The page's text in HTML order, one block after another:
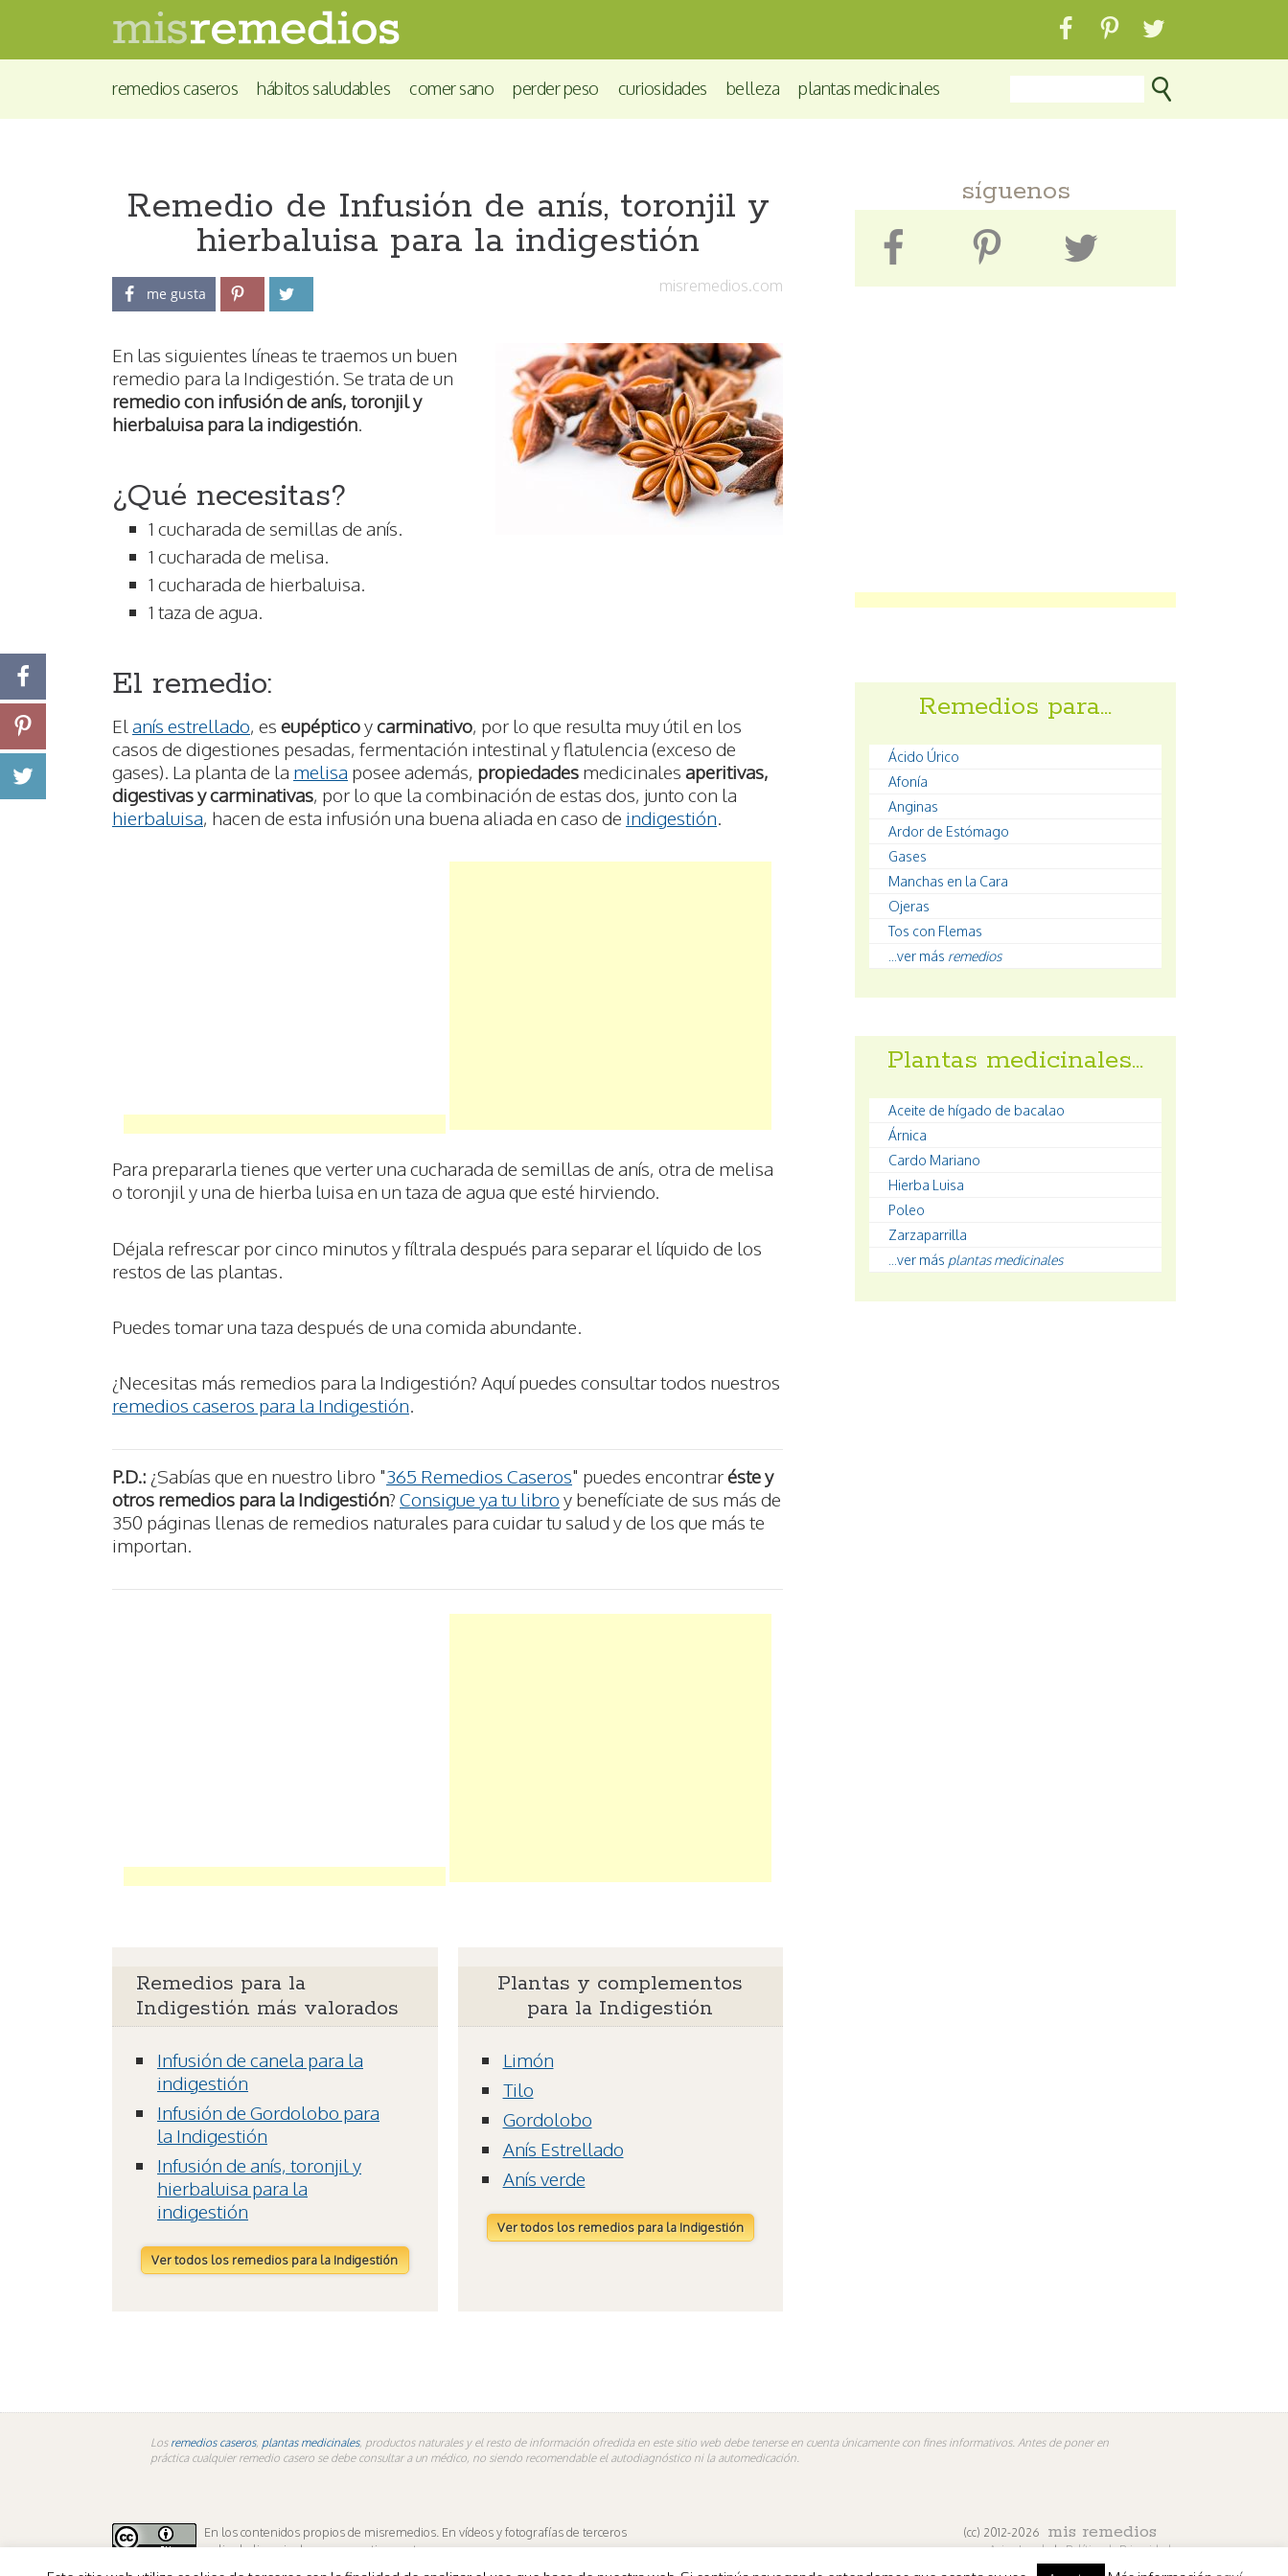
remedios caseros hábitos saludables comer sano perder peso curiosidades belleza plantas medicinales
Remedio de Infusión de anís, toronjil y
hierbaluisa para la indigestión
misremedios.com
me gusta
En las siguientes líneas te traemos un buen
remedio para la Indigestión. Se trata de un
remedio con infusión de anís, toronjil y
hierbaluisa para la indigestión.
¿Qué necesitas?
1 cucharada de semillas de anís.
1 cucharada de melisa.
1 cucharada de hierbaluisa.
1 taza de agua.
El remedio:
El anís estrellado, es eupépticoycarminativo, por lo que resulta muy útil en los
casos de digestiones pesadas, fermentación intestinal y flatulencia (exceso de
gases). La planta de la melisa posee además, propiedades medicinales aperitivas,
digestivas y carminativas, por lo que la combinación de estas dos, junto con la
hierbaluisa, hacen de esta infusión una buena aliada en caso de indigestión.
Para prepararla tienes que verter una cucharada de semillas de anís, otra de melisa
o toronjil y una de hierba luisa en un taza de agua que esté hirviendo.
Déjala refrescar por cinco minutos y fíltrala después para separar el líquido de los
restos de las plantas.
Puedes tomar una taza después de una comida abundante.
¿Necesitas más remedios para la Indigestión? Aquí puedes consultar todos nuestros
remedios caseros para la Indigestión.
P.D.: ¿Sabías que en nuestro libro "365 Remedios Caseros" puedes encontraréste y
otros remedios para la Indigestión? Consigue ya tu libro y benefíciate de sus más de
350 páginas llenas de remedios naturales para cuidar tu salud y de los que más te
importan.
Remedios para la
Indigestión más valorados
Infusión de canela para la
indigestión
Infusión de Gordolobo para
la Indigestión
Infusión de anís, toronjil y
hierbaluisa para la
indigestión
Ver todos los remedios para la Indigestión
Plantas y complementos
para la Indigestión
Limón
Tilo
Gordolobo
Anís Estrellado
Anís verde
Ver todos los remedios para la Indigestión
síguenos
Remedios para…
Ácido Úrico
Afonía
Anginas
Ardor de Estómago
Gases
Manchas en la Cara
Ojeras
Tos con Flemas
...ver más remedios
Plantas medicinales…
Aceite de hígado de bacalao
Árnica
Cardo Mariano
Hierba Luisa
Poleo
Zarzaparrilla
...ver más plantas medicinales
Los remedios caseros, plantas medicinales, productos naturales y el resto de información ofredida en este sitio web debe tenerse en cuenta únicamente con fines informativos. Antes de poner en
práctica cualquier remedio casero se debe consultar a un médico, no siendo recomendable el autodiagnóstico ni la automedicación.
(cc) 2012-2026 mis remedios
Aviso Legal | Política de Privacidad
En los contenidos propios de misremedios. En vídeos y fotografías de terceros
aplica la licencia de sus respectivos autores.